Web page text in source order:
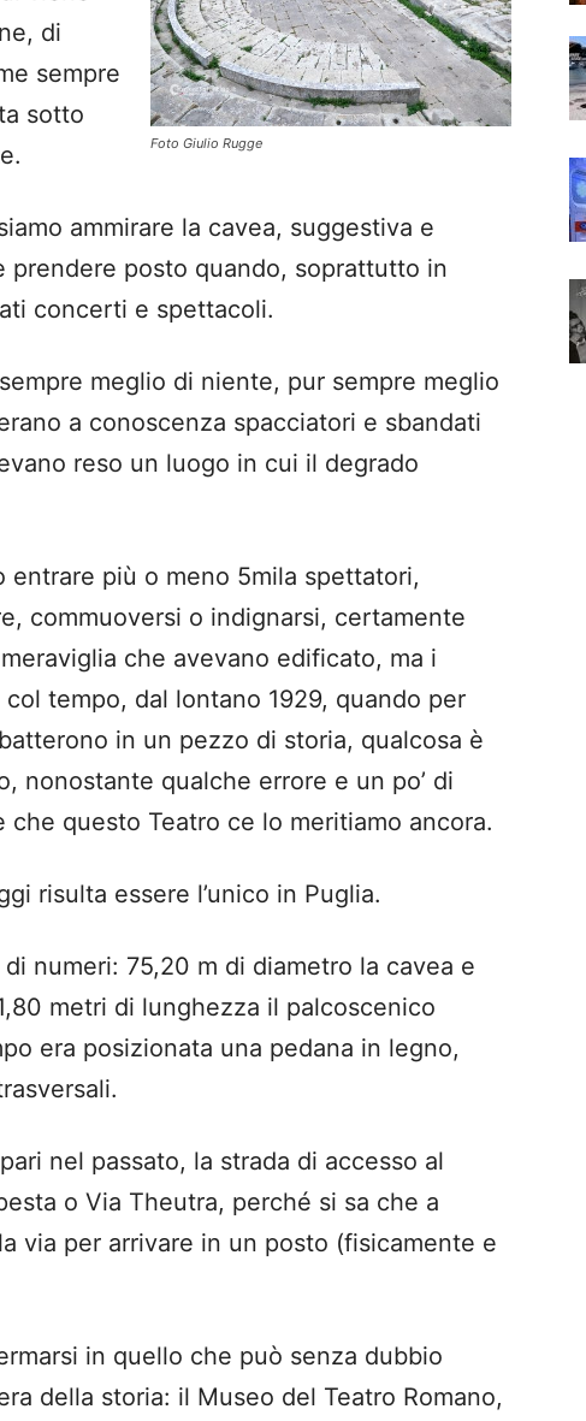
Foto Giulio Rugge
di
sempre
sotto
ammirare la cavea, suggestiva e
prendere posto quando, soprattutto in
concerti e spettacoli.
meglio di niente, pur sempre meglio
a conoscenza spacciatori e sbandati
reso un luogo in cui il degrado
entrare più o meno 5mila spettatori,
commuoversi o indignarsi, certamente
che avevano edificato, ma i
tempo, dal lontano 1929, quando per
in un pezzo di storia, qualcosa è
nonostante qualche errore e un po’ di
che questo Teatro ce lo meritiamo ancora.
risulta essere l’unico in Puglia.
numeri: 75,20 m di diametro la cavea e
metri di lunghezza il palcoscenico
era posizionata una pedana in legno,
nel passato, la strada di accesso al
o Via Theutra, perché si sa che a
via per arrivare in un posto (fisicamente e
in quello che può senza dubbio
della storia: il Museo del Teatro Romano,